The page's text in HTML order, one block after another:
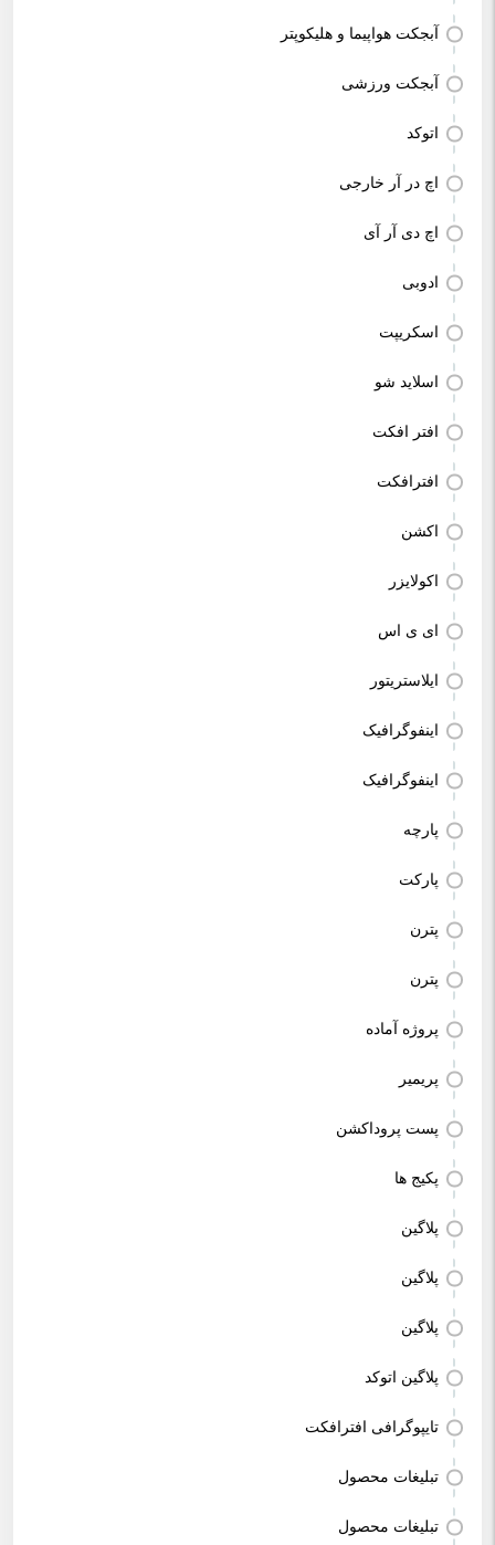
آبجکت هواپیما و هلیکوپتر
آبجکت ورزشی
اتوکد
اچ در آر خارجی
اچ دی آر آی
ادوبی
اسکریپت
اسلاید شو
افتر افکت
افترافکت
اکشن
اکولایزر
ای ی اس
ایلاستریتور
اینفوگرافیک
اینفوگرافیک
پارچه
پارکت
پترن
پترن
پروژه آماده
پریمیر
پست پروداکشن
پکیج ها
پلاگین
پلاگین
پلاگین
پلاگین اتوکد
تایپوگرافی افترافکت
تبلیغات محصول
تبلیغات محصول